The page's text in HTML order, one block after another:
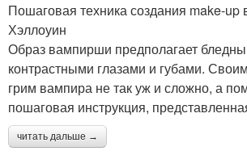
Пошаговая техника создания make-
Хэллоуин
Образ вампирши предполагает
контрастными глазами и губами.
грим вампира не так уж и сложно, а
пошаговая инструкция,
читать дальше →